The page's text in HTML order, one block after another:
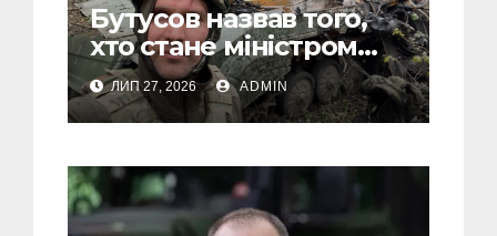
Бутусов назвав того,
хто стане міністром
оборони України, і
пояснив, чому інакше
не може бути
ЛИП 27, 2026 ADMIN